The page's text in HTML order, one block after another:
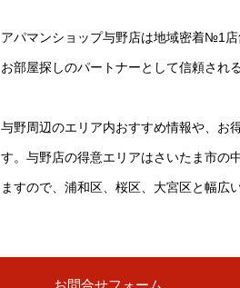
アパマンショップ与野店は地域密着№1
お部屋探しのパートナーとして信頼され
与野周辺のエリア内おすすめ情報や、お
す。与野店の得意エリアはさいたま市の
ますので、浦和区、桜区、大宮区と幅広
お問合せフォーム